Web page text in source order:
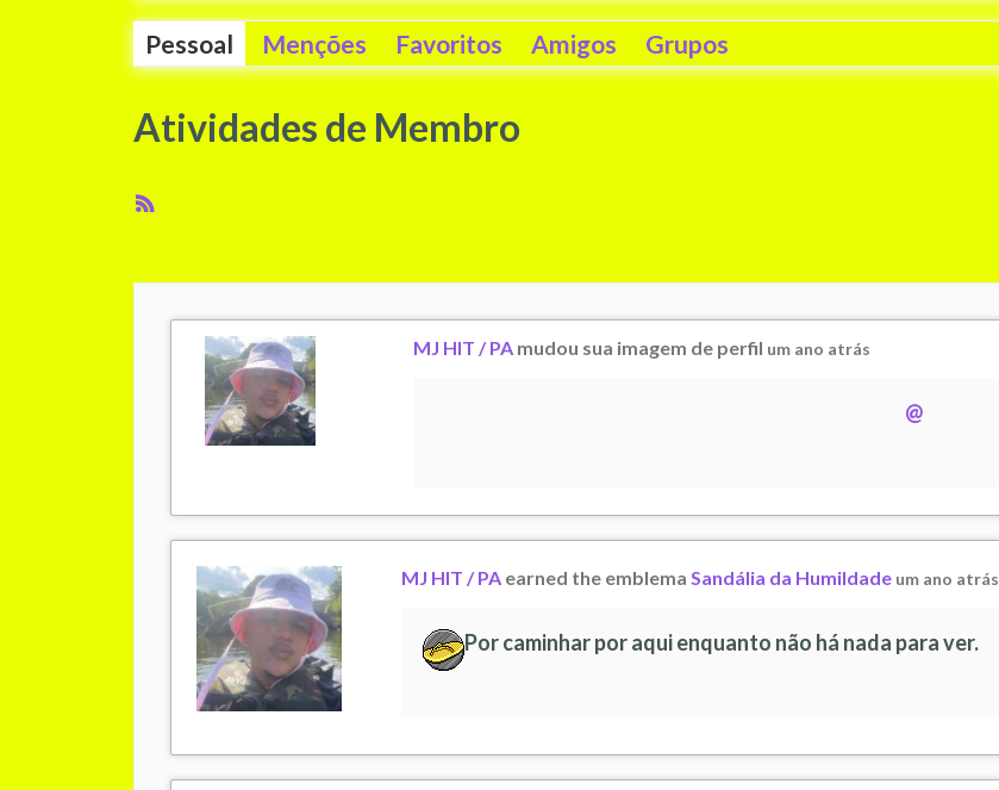
Pessoal Menções Favoritos Amigos Grupos
Atividades de Membro
Feed
MJ HIT / PA mudou sua imagem de perfil um ano atrás
@
MJ HIT / PA earned the emblemaSandália da Humildade um ano atrás
Por caminhar por aqui enquanto não há nada para ver.